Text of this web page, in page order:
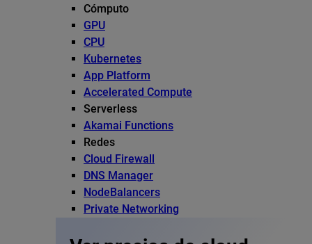
Cómputo
GPU
CPU
Kubernetes
App Platform
Accelerated Compute
Serverless
Akamai Functions
Redes
Cloud Firewall
DNS Manager
NodeBalancers
Private Networking